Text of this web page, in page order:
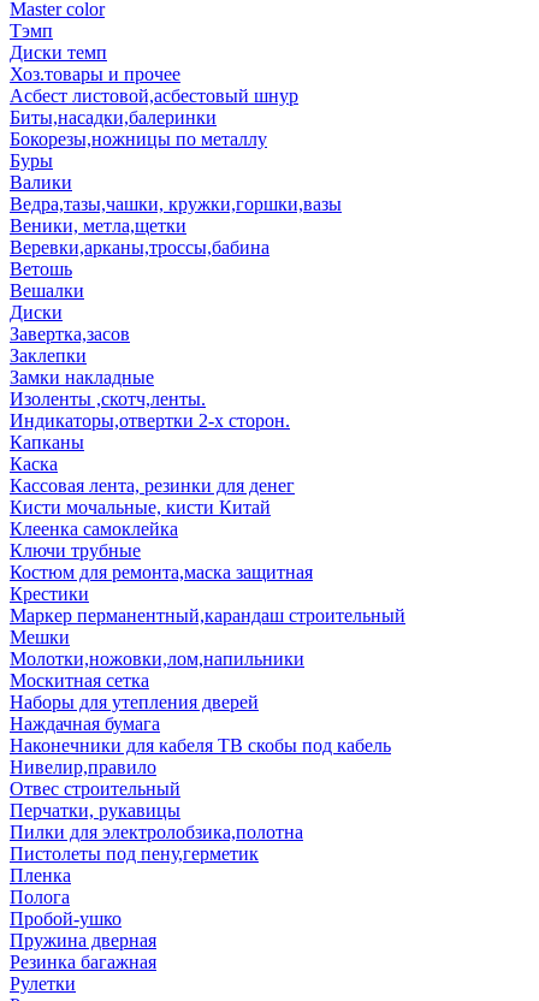
Master color
Тэмп
Диски темп
Хоз.товары и прочее
Асбест листовой,асбестовый шнур
Биты,насадки,балеринки
Бокорезы,ножницы по металлу
Буры
Валики
Ведра,тазы,чашки, кружки,горшки,вазы
Веники, метла,щетки
Веревки,арканы,троссы,бабина
Ветошь
Вешалки
Диски
Завертка,засов
Заклепки
Замки накладные
Изоленты ,скотч,ленты.
Индикаторы,отвертки 2-х сторон.
Капканы
Каска
Кассовая лента, резинки для денег
Кисти мочальные, кисти Китай
Клеенка самоклейка
Ключи трубные
Костюм для ремонта,маска защитная
Крестики
Маркер перманентный,карандаш строительный
Мешки
Молотки,ножовки,лом,напильники
Москитная сетка
Наборы для утепления дверей
Наждачная бумага
Наконечники для кабеля ТВ скобы под кабель
Нивелир,правило
Отвес строительный
Перчатки, рукавицы
Пилки для электролобзика,полотна
Пистолеты под пену,герметик
Пленка
Полога
Пробой-ушко
Пружина дверная
Резинка багажная
Рулетки